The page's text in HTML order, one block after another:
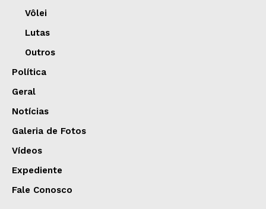
Vôlei
Lutas
Outros
Política
Geral
Notícias
Galeria de Fotos
Vídeos
Expediente
Fale Conosco